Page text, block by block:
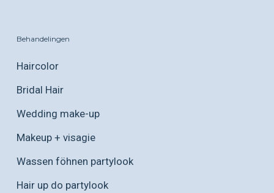
Behandelingen
Haircolor
Bridal Hair
Wedding make-up
Makeup + visagie
Wassen föhnen partylook
Hair up do partylook